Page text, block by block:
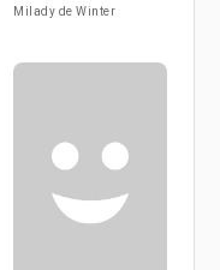
Milady de Winter